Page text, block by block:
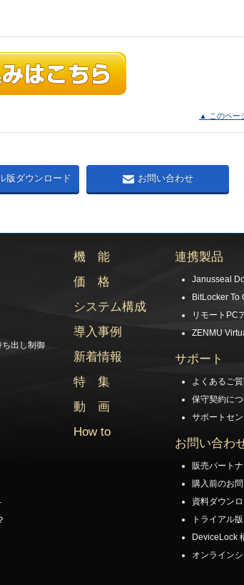
▲ このペー
版ダウンロード お問い合わせ
出し制御
機 能
価 格
システム構成
導入事例
新着情報
特 集
動 画
How to
連携製品
Janusseal
BitLocker To
リモートPC
ZENMU
サポート
よくあるご
保守契約に
サポートセ
お問い合わ
販売パート
購入前のお
資料ダウン
トライアル
DeviceLock
オンライン